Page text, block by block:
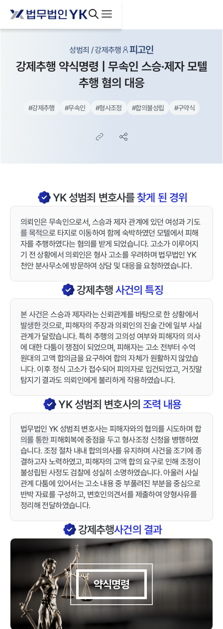
성범죄 / 강제추행 피고인
강제추행 약식명령 | 무속인 스승·제자 모텔
추행 혐의 대응
#강제추행 #무속인 #형사조정 #합의불성립 #구약식
YK성범죄 변호사를찾게 된 경위
의뢰인은 무속인으로서, 스승과 제자 관계에 있던 여성과 기도
를 목적으로 타지로 이동하여 함께 숙박하였던 모텔에서 피해
자를 추행하였다는 혐의를 받게 되었습니다. 고소가 이루어지
기 전 상황에서 의뢰인은 형사 고소를 우려하며 법무법인 YK
천안 분사무소에 방문하여 상담 및 대응을 요청하였습니다.
강제추행사건의 특징
본 사건은 스승과 제자라는 신뢰관계를 바탕으로 한 상황에서
발생한 것으로, 피해자의 주장과 의뢰인의 진술 간에 일부 사실
관계가 달랐습니다. 특히 추행의 고의성 여부와 피해자의 의사
에 대한 다툼이 쟁점이 되었으며, 피해자는 고소 전부터 수억
원대의 고액 합의금을 요구하여 합의 자체가 원활하지 않았습
니다. 이후 정식 고소가 접수되어 피의자로 입건되었고, 거짓말
탐지기 결과도 의뢰인에게 불리하게 작용하였습니다.
YK성범죄 변호사의조력 내용
법무법인 YK 성범죄 변호사는 피해자와의 협의를 시도하며 합
의를 통한 피해회복에 중점을 두고 형사조정 신청을 병행하였
습니다. 조정 절차 내내 합의의사를 유지하며 사건을 조기에 종
결하고자 노력하였고, 피해자의 고액 합의 요구로 인해 조정이
불성립된 사정도 검찰에 성실히 소명하였습니다. 아울러 사실
관계 다툼에 있어서는 고소 내용 중 부풀려진 부분을 중심으로
반박 자료를 구성하고, 변호인의견서를 제출하여 양형사유를
정리해 전달하였습니다.
강제추행사건의 결과
약식명령